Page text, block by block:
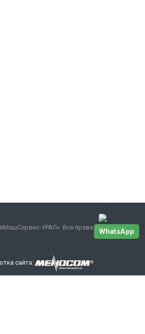
УРАЛ». Все права защищены.
сайта:
WhatsApp